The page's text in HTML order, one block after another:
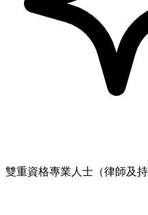
雙重資格專業人士（律師及持